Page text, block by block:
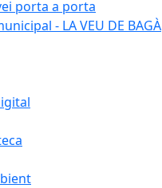
porta a porta
- LA VEU DE BAGÀ